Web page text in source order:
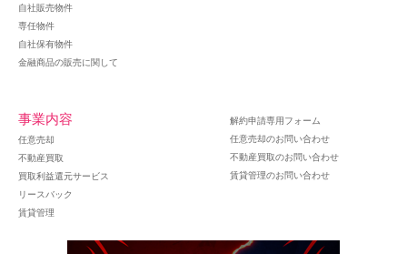
自社販売物件
専任物件
自社保有物件
金融商品の販売に関して
事業内容
任意売却
不動産買取
買取利益還元サービス
リースバック
賃貸管理
解約申請専用フォーム
任意売却のお問い合わせ
不動産買取のお問い合わせ
賃貸管理のお問い合わせ